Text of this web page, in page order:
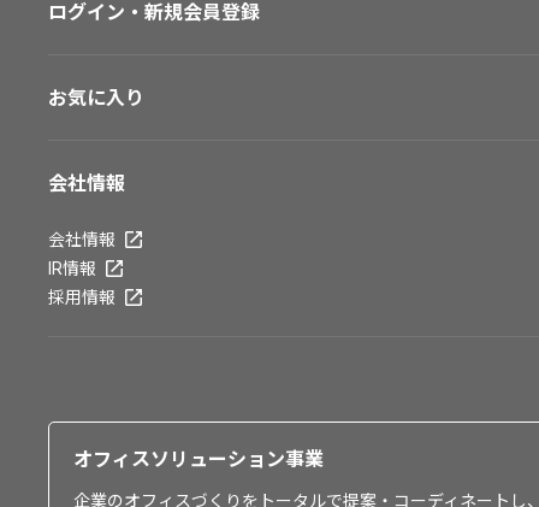
ログイン・新規会員登録
お気に入り
会社情報
会社情報
IR情報
採用情報
オフィスソリューション事業
企業のオフィスづくりをトータルで提案・コーディネート